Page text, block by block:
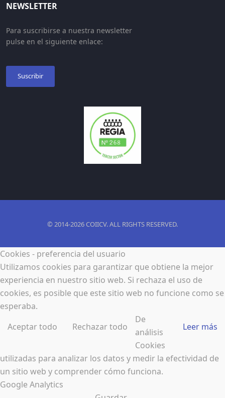
NEWSLETTER
Para suscribirse a nuestra newsletter
pulse en el siguiente enlace:
Suscribir
© 2014-2026 COIICV. ALL RIGHTS RESERVED.
Cookies - preferencia del usuario
Utilizamos cookies para garantizar que obtiene la mejor
experiencia en nuestro sitio web. Si rechaza el uso de
cookies, es posible que este sitio web no funcione como se
esperaba.
Aceptar todo
Rechazar todo Leer más
De
análisis
Cookies
utilizadas para analizar los datos y medir la efectividad de
un sitio web y comprender cómo funciona.
Google Analytics